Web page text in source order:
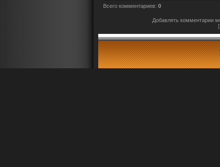
Всего комментариев: 0
Добавлять комментарии